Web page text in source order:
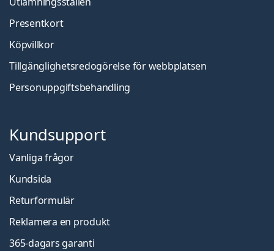
Presentkort
Köpvillkor
Tillgänglighetsredogörelse för webbplatsen
Personuppgiftsbehandling
Kundsupport
Vanliga frågor
Kundsida
Returformulär
Reklamera en produkt
365-dagars garanti